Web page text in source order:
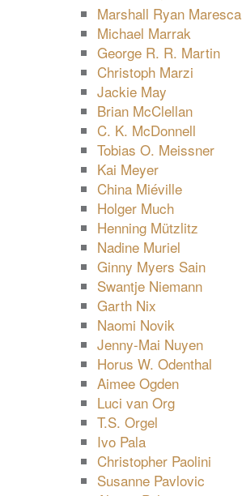
Marshall Ryan Maresca
Michael Marrak
George R. R. Martin
Christoph Marzi
Jackie May
Brian McClellan
C. K. McDonnell
Tobias O. Meissner
Kai Meyer
China Miéville
Holger Much
Henning Mützlitz
Nadine Muriel
Ginny Myers Sain
Swantje Niemann
Garth Nix
Naomi Novik
Jenny-Mai Nuyen
Horus W. Odenthal
Aimee Ogden
Luci van Org
T.S. Orgel
Ivo Pala
Christopher Paolini
Susanne Pavlovic